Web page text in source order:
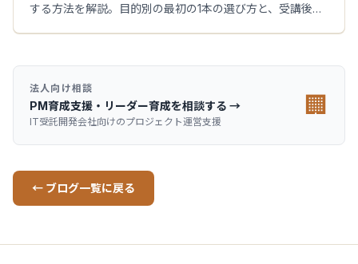
する方法を解説。目的別の最初の1本の選び方と、受講後の
法人向け相談
PM育成支援・リーダー育成を相談する →
IT受託開発会社向けのプロジェクト運営支援
🏢
← ブログ一覧に戻る